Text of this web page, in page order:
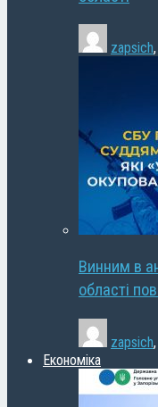
zapsich,
Винним в
області
zapsich,
Економіка